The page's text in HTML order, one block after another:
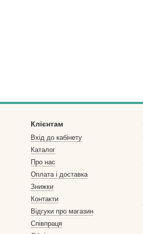
Клієнтам
Вхід до кабінету
Каталог
Про нас
Оплата і доставка
Знижки
Контакти
Відгуки про магазин
Співпраця